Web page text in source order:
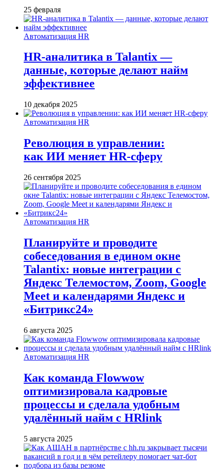
25 февраля
Автоматизация HR
HR-аналитика в Talantix —
данные, которые делают найм
эффективнее
10 декабря 2025
Автоматизация HR
Революция в управлении:
как ИИ меняет HR-сферу
26 сентября 2025
Автоматизация HR
Планируйте и проводите
собеседования в едином окне
Talantix: новые интеграции с
Яндекс Телемостом, Zoom, Google
Meet и календарями Яндекс и
«Битрикс24»
6 августа 2025
Автоматизация HR
Как команда Flowwow
оптимизировала кадровые
процессы и сделала удобным
удалённый найм с HRlink
5 августа 2025